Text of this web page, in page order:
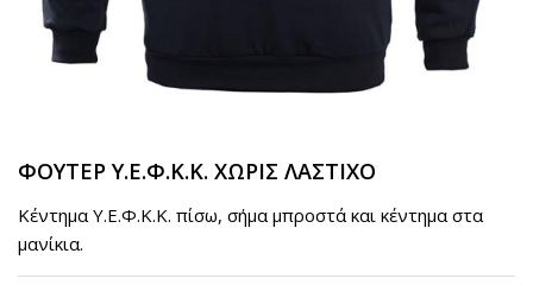
ΦΟΥΤΕΡ Υ.Ε.Φ.Κ.Κ. ΧΩΡΙΣ ΛΑΣΤΙΧΟ
Κέντημα Y.E.Φ.K.K. πίσω, σήμα μπροστά και κέντημα στα
μανίκια.